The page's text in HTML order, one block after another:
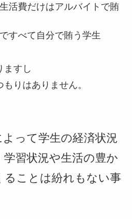
活費だけはアルバイトで賄
すべて自分で賄う学生
ますし
りはありません。
って学生の経済状況
習状況や生活の豊か
ることは紛れもない事